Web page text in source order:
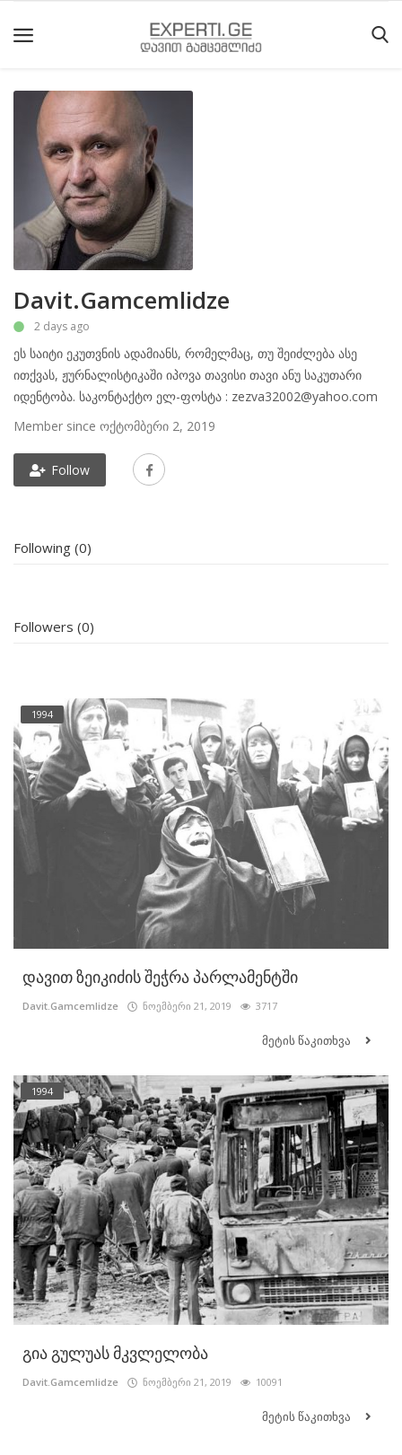
მთავარი
მიმდინარე
მოვლენები
საიტის
შესახებ
მოძრაობის
ისტორია
სტატიები
Davit.Gamcemlidze
2 days ago
ეს საიტი ეკუთვნის ადამიანს, რომელმაც, თუ შეიძლება ასე
ითქვას, ჟურნალისტიკაში იპოვა თავისი თავი ანუ საკუთარი
იდენტობა. საკონტაქტო ელ-ფოსტა : zezva32002@yahoo.com
Member since ოქტომბერი 2, 2019
Follow
Following (0)
Followers (0)
1994
დავით ზეიკიძის შეჭრა პარლამენტში
Davit.Gamcemlidze ნოემბერი 21, 2019 3717
მეტის წაკითხვა
1994
გია გულუას მკვლელობა
Davit.Gamcemlidze ნოემბერი 21, 2019 10091
მეტის წაკითხვა